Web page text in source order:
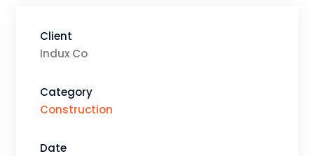
Client
Indux Co
Category
Construction
Date